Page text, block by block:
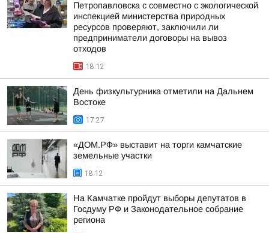
Петропавловска с совместно с экологической
инспекцией министерства природных
ресурсов проверяют, заключили ли
предприниматели договоры на вывоз
отходов
18:12
День физкультурника отметили на Дальнем
Востоке
17:27
«ДОМ.РФ» выставит на торги камчатские
земельные участки
18:12
На Камчатке пройдут выборы депутатов в
Госдуму РФ и Законодательное собрание
региона